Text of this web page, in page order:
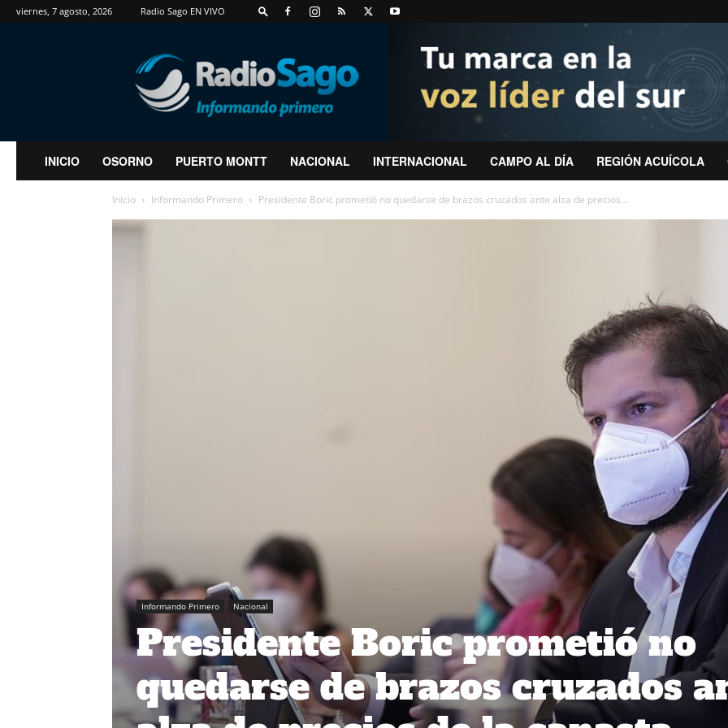
viernes, 7 agosto, 2026 Radio Sago EN VIVO
RadioSago
INICIO OSORNO PUERTO MONTT NACIONAL INTERNACIONAL CAMPO AL DÍA REGIÓN ACUÍCOLA
Inicio Informando Primero Presidente Boric prometió no quedarse de brazos cruzados ante alza de precios...
Informando Primero Nacional
Presidente Boric prometió no
quedarse de brazos cruzados